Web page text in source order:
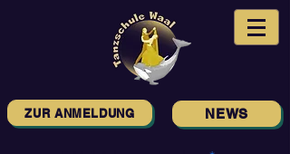
ZUR ANMELDUNG NEWS